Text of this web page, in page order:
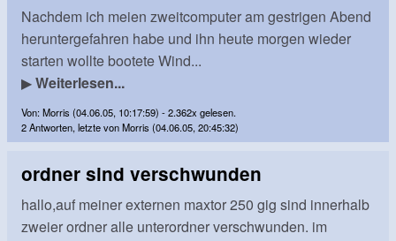
Nachdem ich meien zweitcomputer am gestrigen Abend
heruntergefahren habe und ihn heute morgen wieder
starten wollte bootete Wind...
▶Weiterlesen...
Von: Morris (04.06.05, 10:17:59) - 2.362x gelesen.
2 Antworten, letzte von Morris (04.06.05, 20:45:32)
ordner sind verschwunden
hallo,auf meiner externen maxtor 250 gig sind innerhalb
zweier ordner alle unterordner verschwunden. im